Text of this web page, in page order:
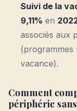
Suivi de la
9,11% en
associés aux
(programmes
vacance).
Comment
périphérie